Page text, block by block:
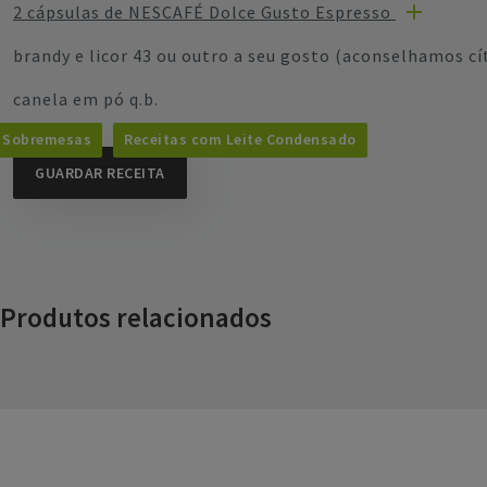
2 cápsulas de NESCAFÉ Dolce Gusto Espresso
brandy e licor 43 ou outro a seu gosto (aconselhamos
canela em pó q.b.
GUARDAR RECEITA
Sobremesas Receitas com Leite Condensado
Produtos relacionados